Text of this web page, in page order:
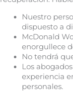
Nuestro
dispuesto a
McDonald
enorgullece
No tendrá
Los
experiencia
personales.